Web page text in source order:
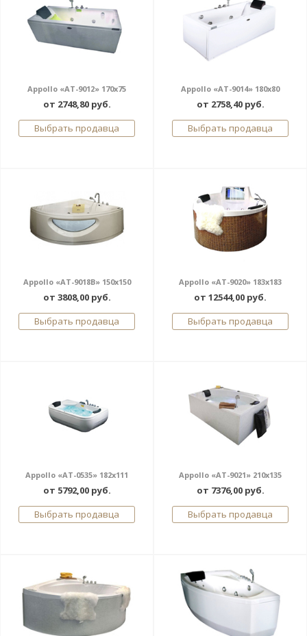
Appollo «AT-9012» 170x75
от 2748,80 руб.
Выбрать продавца
Appollo «AT-9014» 180x80
от 2758,40 руб.
Выбрать продавца
Appollo «AT-9018B» 150x150
от 3808,00 руб.
Выбрать продавца
Appollo «AT-9020» 183x183
от 12544,00 руб.
Выбрать продавца
Appollo «AT-0535» 182x111
от 5792,00 руб.
Выбрать продавца
Appollo «AT-9021» 210x135
от 7376,00 руб.
Выбрать продавца